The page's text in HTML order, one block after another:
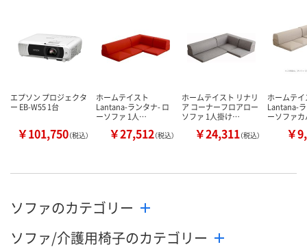
エプソン プロジェクタ
ー EB-W55 1台
￥101,750（税込）
ホームテイスト
Lantana-ランタナ- ロ
ーソファ 1人…
￥27,512（税込）
ホームテイスト リナリ
ア コーナーフロアロー
ソファ 1人掛け…
￥24,311（税込）
ホームテ
Lantana-
ーソファ
￥
ソファのカテゴリー
ソファ/介護用椅子のカテゴリー